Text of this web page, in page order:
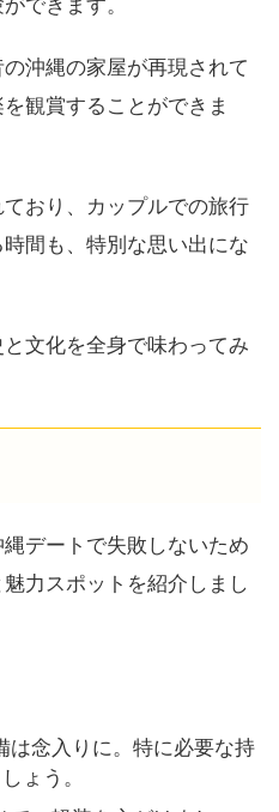
できます。
沖縄の家屋が再現されて
観賞することができま
おり、カップルでの旅行
間も、特別な思い出にな
文化を全身で味わってみ
デートで失敗しないため
力スポットを紹介しまし
は念入りに。特に必要な持
ょう。